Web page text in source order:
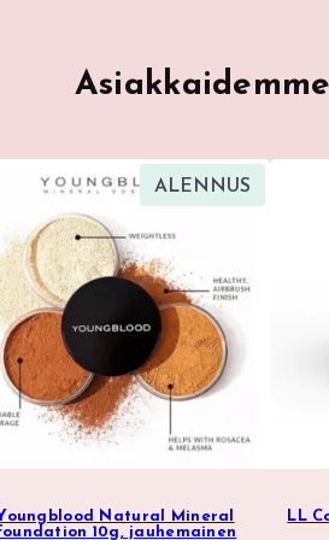
ALENNUS
Natural Mineral
10g, jauhemainen
LL